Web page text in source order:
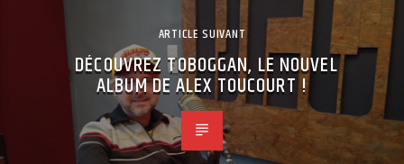
ARTICLE SUIVANT
DÉCOUVREZ TOBOGGAN, LE NOUVEL
ALBUM DE ALEX TOUCOURT !